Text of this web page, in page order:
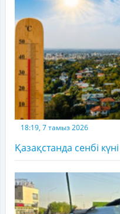
18:19, 7 тамыз 2026
Қазақстанда сенбі